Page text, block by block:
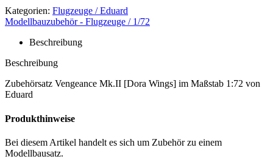
Kategorien: Flugzeuge / Eduard
Modellbauzubehör - Flugzeuge / 1/72
Beschreibung
Beschreibung
Zubehörsatz Vengeance Mk.II [Dora Wings] im Maßstab 1:72 von
Eduard
Produkthinweise
Bei diesem Artikel handelt es sich um Zubehör zu einem
Modellbausatz.